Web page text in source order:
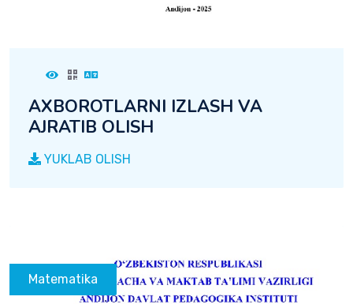
AXBOROTLARNI IZLASH VA
AJRATIB OLISH
YUKLAB OLISH
Matematika